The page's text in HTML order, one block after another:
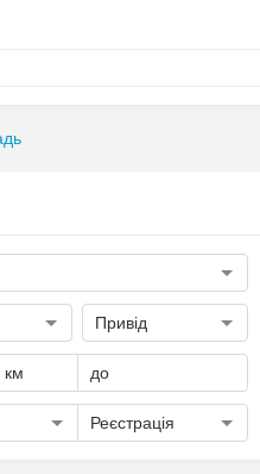
Привід
км до
Реєстрація